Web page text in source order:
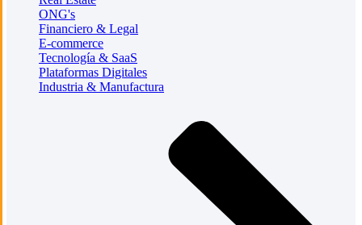
ONG's
Financiero & Legal
E-commerce
Tecnología & SaaS
Plataformas Digitales
Industria & Manufactura